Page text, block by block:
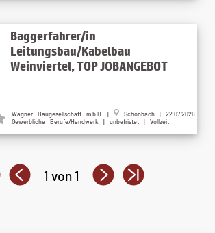
Baggerfahrer/in
Leitungsbau/Kabelbau
Weinviertel, TOP JOBANGEBOT
Wagner Baugesellschaft m.b.H. |
Schönbach | 22.07.2026
Gewerbliche Berufe/Handwerk | unbefristet | Vollzeit
1 von 1